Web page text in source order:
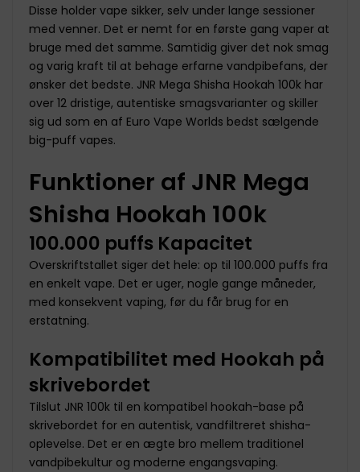
Disse holder vape sikker, selv under lange sessioner
med venner. Det er nemt for en første gang vaper at
bruge med det samme. Samtidig giver det nok smag
og varig kraft til at behage erfarne vandpibefans, der
ønsker det bedste. JNR Mega Shisha Hookah 100k har
over 12 dristige, autentiske smagsvarianter og skiller
sig ud som en af Euro Vape Worlds bedst sælgende
big-puff vapes.
Funktioner af JNR Mega
Shisha Hookah 100k
100.000 puffs Kapacitet
Overskriftstallet siger det hele: op til 100.000 puffs fra
en enkelt vape. Det er uger, nogle gange måneder,
med konsekvent vaping, før du får brug for en
erstatning.
Kompatibilitet med Hookah på
skrivebordet
Tilslut JNR 100k til en kompatibel hookah-base på
skrivebordet for en autentisk, vandfiltreret shisha-
oplevelse. Det er en ægte bro mellem traditionel
vandpibekultur og moderne engangsvaping.